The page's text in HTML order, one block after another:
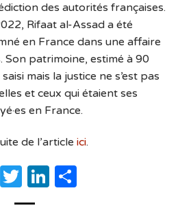
des autorités françaises.
Rifaat al-Assad a été
en France dans une affaire
Son patrimoine, estimé à 90
mais la justice ne s’est pas
et ceux qui étaient ses
en France.
de l’article ici.
Facebook
TwitterLinkedIn